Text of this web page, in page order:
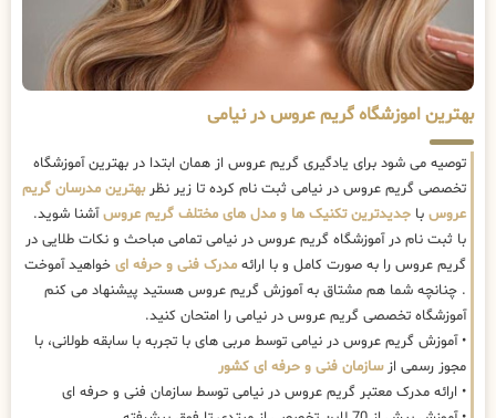
بهترین اموزشگاه گریم عروس در نیامی
توصیه می شود برای یادگیری گریم عروس از همان ابتدا در بهترین آموزشگاه
تخصصی گریم عروس در نیامی ثبت نام کرده تا زیر نظربهترین مدرسان گریم
عروس با جدیدترین تکنیک ها و مدل های مختلف گریم عروسآشنا شوید.
با ثبت نام در آموزشگاه گریم عروس در نیامی تمامی مباحث و نکات طلایی در
گریم عروس را به صورت کامل و با ارائه مدرک فنی و حرفه ای خواهید آموخت
. چنانچه شما هم مشتاق به آموزش گریم عروس هستید پیشنهاد می کنم
آموزشگاه تخصصی گریم عروس در نیامی را امتحان کنید.
• آموزش گریم عروس در نیامی توسط مربی های با تجربه با سابقه طولانی، با
مجوز رسمی ازسازمان فنی و حرفه ای کشور
• ارائه مدرک معتبر گریم عروس در نیامی توسط سازمان فنی و حرفه ای